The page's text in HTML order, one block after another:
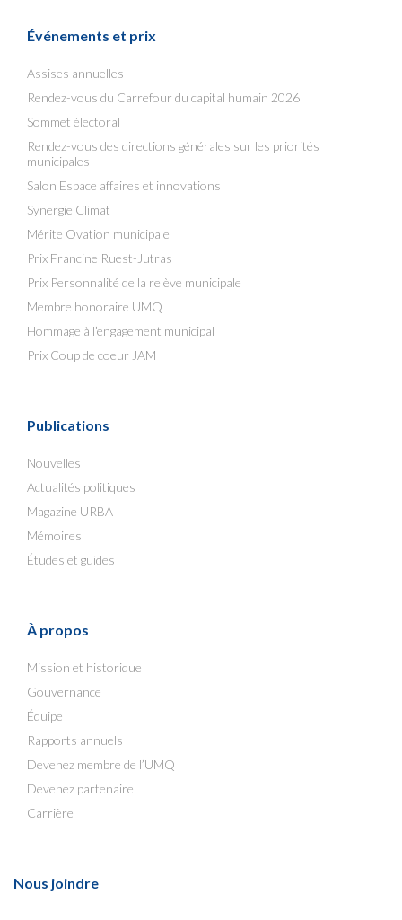
Événements et prix
Assises annuelles
Rendez-vous du Carrefour du capital humain 2026
Sommet électoral
Rendez-vous des directions générales sur les priorités
municipales
Salon Espace affaires et innovations
Synergie Climat
Mérite Ovation municipale
Prix Francine Ruest-Jutras
Prix Personnalité de la relève municipale
Membre honoraire UMQ
Hommage à l’engagement municipal
Prix Coup de coeur JAM
Publications
Nouvelles
Actualités politiques
Magazine URBA
Mémoires
Études et guides
À propos
Mission et historique
Gouvernance
Équipe
Rapports annuels
Devenez membre de l’UMQ
Devenez partenaire
Carrière
Nous joindre